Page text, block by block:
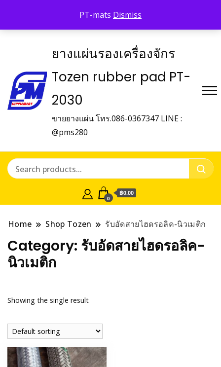
PT-mats Dismiss
ยางแผ่นรองเครื่องจักร
Tozen rubber pad PT-
2030
ขายยางแผ่น โทร.086-0367347 LINE :
@pms280
0
฿0.00
Home Shop Tozen รับอัดสายไฮดรอลิค-นิวเมติก
Category: รับอัดสายไฮดรอลิค-
นิวเมติก
Showing the single result